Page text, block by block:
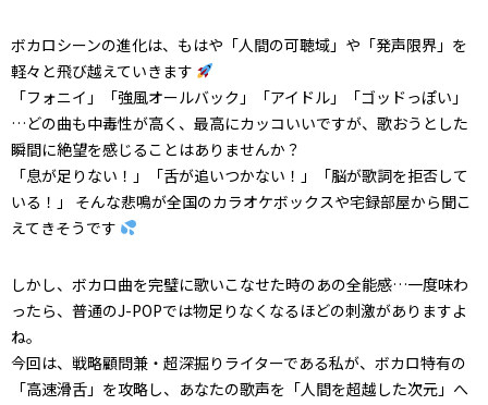
ボカロシーンの進化は、もはや「人間の可聴域」や「発声限界」を
軽々と飛び越えていきます
「フォニイ」「強風オールバック」「アイドル」「ゴッドっぽい」
…どの曲も中毒性が高く、最高にカッコいいですが、歌おうとした
瞬間に絶望を感じることはありませんか？
「息が足りない！」「舌が追いつかない！」「脳が歌詞を拒否して
いる！」 そんな悲鳴が全国のカラオケボックスや宅録部屋から聞こ
えてきそうです
しかし、ボカロ曲を完璧に歌いこなせた時のあの全能感…一度味わ
ったら、普通のJ-POPでは物足りなくなるほどの刺激がありますよ
ね。
今回は、戦略顧問兼・超深掘りライターである私が、ボカロ特有の
「高速滑舌」を攻略し、あなたの歌声を「人間を超越した次元」へ